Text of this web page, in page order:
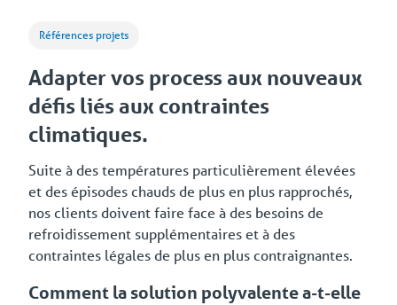
Références projets
Adapter vos process aux nouveaux
défis liés aux contraintes
climatiques.
Suite à des températures particulièrement élevées
et des épisodes chauds de plus en plus rapprochés,
nos clients doivent faire face à des besoins de
refroidissement supplémentaires et à des
contraintes légales de plus en plus contraignantes.
Comment la solution polyvalente a-t-elle